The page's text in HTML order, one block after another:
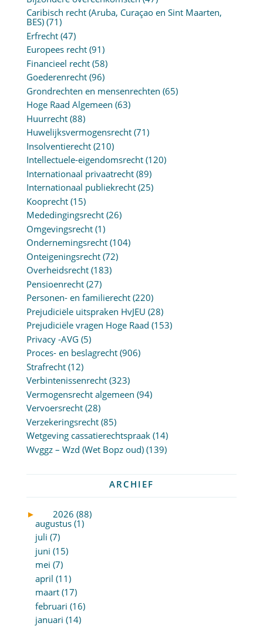
Caribisch recht (Aruba, Curaçao en Sint Maarten,
BES)(71)
Erfrecht(47)
Europees recht(91)
Financieel recht(58)
Goederenrecht(96)
Grondrechten en mensenrechten (65)
Hoge Raad Algemeen (63)
Huurrecht(88)
Huwelijksvermogensrecht(71)
Insolventierecht(210)
Intellectuele-eigendomsrecht(120)
Internationaal privaatrecht(89)
Internationaal publiekrecht(25)
Kooprecht(15)
Mededingingsrecht(26)
Omgevingsrecht(1)
Ondernemingsrecht(104)
Onteigeningsrecht(72)
Overheidsrecht(183)
Pensioenrecht(27)
Personen- en familierecht(220)
Prejudiciële uitspraken HvJEU (28)
Prejudiciële vragen Hoge Raad (153)
Privacy -AVG (5)
Proces- en beslagrecht(906)
Strafrecht(12)
Verbintenissenrecht(323)
Vermogensrecht algemeen (94)
Vervoersrecht(28)
Verzekeringsrecht(85)
Wetgeving cassatierechtspraak(14)
Wvggz – Wzd (Wet Bopz oud)(139)
ARCHIEF
►
2026 (88)
augustus (1)
juli (7)
juni (15)
mei (7)
april (11)
maart (17)
februari (16)
januari (14)